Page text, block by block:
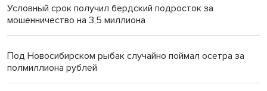
Условный срок получил бердский подросток за
мошенничество на 3,5 миллиона
Под Новосибирском рыбак случайно поймал осетра за
полмиллиона рублей